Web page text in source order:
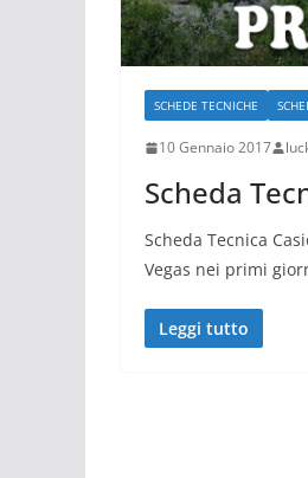
SCHEDE TECNICHE
10 Gennaio 2017
Scheda
Scheda Tecnica
Vegas nei primi
Leggi tutto